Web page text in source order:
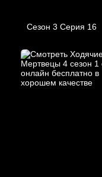
Сезон 3 Серия 16